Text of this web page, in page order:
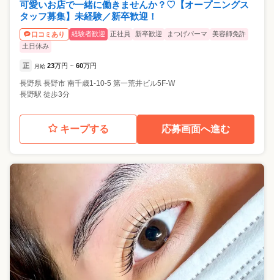
可愛いお店で一緒に働きませんか？♡【オープニングス
タッフ募集】未経験／新卒歓迎！
口コミあり 経験者歓迎 正社員 新卒歓迎 まつげパーマ
美容師免許
土日休み
正 月給 23万円 ~ 60万円
長野県 長野市 南千歳1-10-5 第一荒井ビル5F-W
長野駅 徒歩3分
キープする 応募画面へ進む